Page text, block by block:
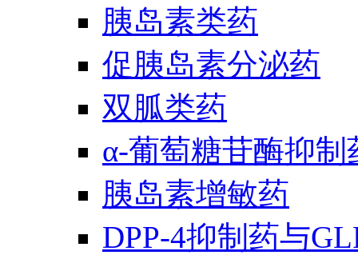
胰岛素类药
促胰岛素分泌药
双胍类药
α-葡萄糖苷酶抑制
胰岛素增敏药
DPP-4抑制药与